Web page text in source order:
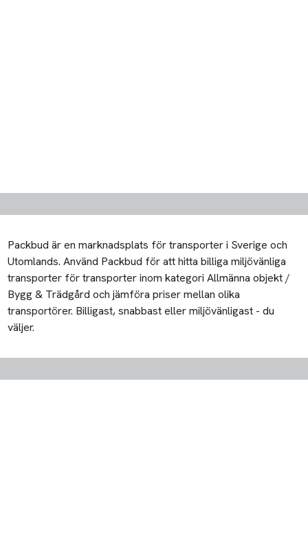
Packbud är en marknadsplats för transporter i Sverige och
Utomlands. Använd Packbud för att hitta billiga miljövänliga
transporter för transporter inom kategori Allmänna objekt /
Bygg & Trädgård och jämföra priser mellan olika
transportörer. Billigast, snabbast eller miljövänligast - du
väljer.